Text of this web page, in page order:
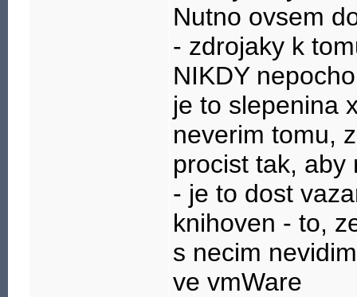
Nutno ovsem
- zdrojaky k
NIKDY
je to slepenina
neverim tomu,
procist tak, aby
- je to dost
knihoven - to,
s necim
ve vmWare